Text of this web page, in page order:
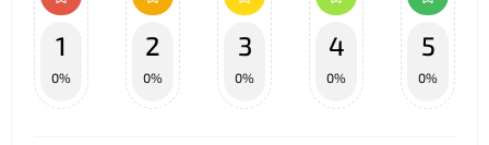
1
0%
2
0%
3
0%
4
0%
5
0%